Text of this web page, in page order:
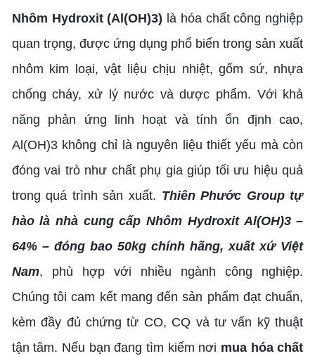
Nhôm Hydroxit (Al(OH)3) là hóa chất công nghiệp
quan trọng, được ứng dụng phổ biến trong sản xuất
nhôm kim loại, vật liệu chịu nhiệt, gốm sứ, nhựa
chống cháy, xử lý nước và dược phẩm. Với khả
năng phản ứng linh hoạt và tính ổn định cao,
Al(OH)3 không chỉ là nguyên liệu thiết yếu mà còn
đóng vai trò như chất phụ gia giúp tối ưu hiệu quả
trong quá trình sản xuất. Thiên Phước Group tự
hào là nhà cung cấp Nhôm Hydroxit Al(OH)3 –
64% – đóng bao 50kg chính hãng, xuất xứ Việt
Nam, phù hợp với nhiều ngành công nghiệp.
Chúng tôi cam kết mang đến sản phẩm đạt chuẩn,
kèm đầy đủ chứng từ CO, CQ và tư vấn kỹ thuật
tận tâm. Nếu bạn đang tìm kiếm nơi mua hóa chất